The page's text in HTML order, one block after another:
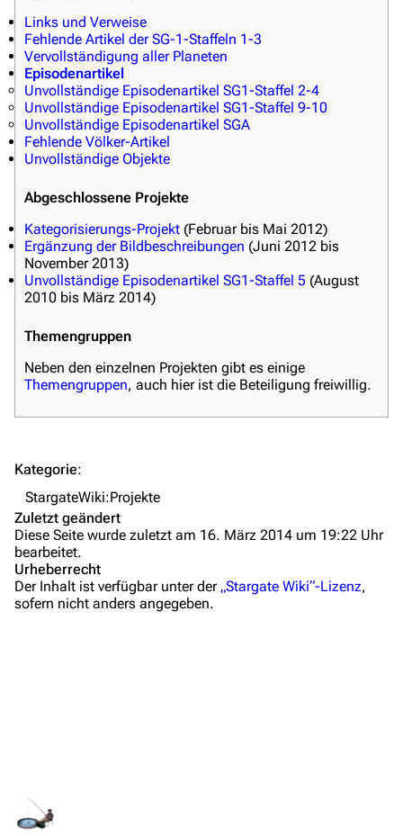
Personen
Völker
Orte
Objekte
Zeitleiste
Mitmachen
Hilfe
Letzte Änderungen
FAQ
Anfragen
Administrations-Übersicht
Vandalismus melden
Links und Verweise
Fehlende Artikel der SG-1-Staffeln 1-3
Vervollständigung aller Planeten
Episodenartikel
Unvollständige Episodenartikel SG1-Staffel 2-4
Unvollständige Episodenartikel SG1-Staffel 9-10
Unvollständige Episodenartikel SGA
Fehlende Völker-Artikel
Unvollständige Objekte
Abgeschlossene Projekte
Kategorisierungs-Projekt (Februar bis Mai 2012)
Ergänzung der Bildbeschreibungen (Juni 2012 bis
November 2013)
Unvollständige Episodenartikel SG1-Staffel 5 (August
2010 bis März 2014)
Themengruppen
Neben den einzelnen Projekten gibt es einige
Themengruppen, auch hier ist die Beteiligung freiwillig.
Kategorie:
StargateWiki:Projekte
Zuletzt geändert
Diese Seite wurde zuletzt am 16. März 2014 um 19:22 Uhr
bearbeitet.
Urheberrecht
Der Inhalt ist verfügbar unter der „Stargate Wiki“-Lizenz,
sofern nicht anders angegeben.